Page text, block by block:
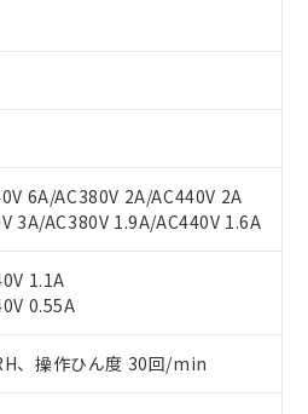
6A/AC380V 2A/AC440V 2A
3A/AC380V 1.9A/AC440V 1.6A
1.1A
0.55A
、操作ひん度 30回/min
取引先、またはお客様担当のオム
「販売ネットワーク
」をご確認く
承諾なく第三者に漏洩または開示
）をご利用いただくには、I-Webメ
れた部品リストについて、当社お
の取引・商談に必要な範囲で利用
外項目は除く。
後することがあります。
値以下であることを示します。
を超えていることを示します。
、
: 1000ppm、 PBDEs(ポリ臭化ジフェニルエー
チル) : 1000ppm、 BBP(フタル酸ブチルベンジ
下であることを示します。
部に漏えいし、環境に深刻な影響を
よび外国貿易法に定める商品（以
兵器、生物兵器またはその他武器
、上記1、2および3の内容を当該第
者が違法に輸出するおそれがある
お客様のお取引先、またはお客様担
さい)
公開していない機種